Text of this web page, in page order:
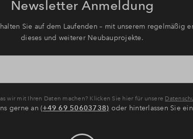
Newsletter Anmeldung
Sie auf dem Laufenden – mit unserem regelmäßig
dieses und weiterer Neubauprojekte.
wir mit Ihren Daten machen? Klicken Sie hier für unsere
gerne an (+49 69 50603738) oder hinterlassen Sie